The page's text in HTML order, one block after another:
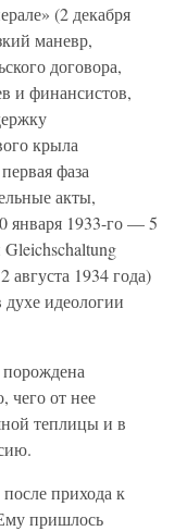
(2 декабря
маневр,
договора,
и финансистов,
крыла
фаза
акты,
января 1933-го — 5
1934 года)
идеологии
порождена
чего от нее
теплицы и в
после прихода к
пришлось